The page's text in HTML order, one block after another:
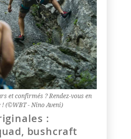
et confirmés ? Rendez-vous en
! (©WBT - Nino Aveni)
:
bushcraft